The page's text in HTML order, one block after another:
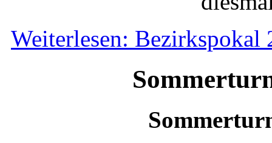
Weiterlesen: Bezirkspokal